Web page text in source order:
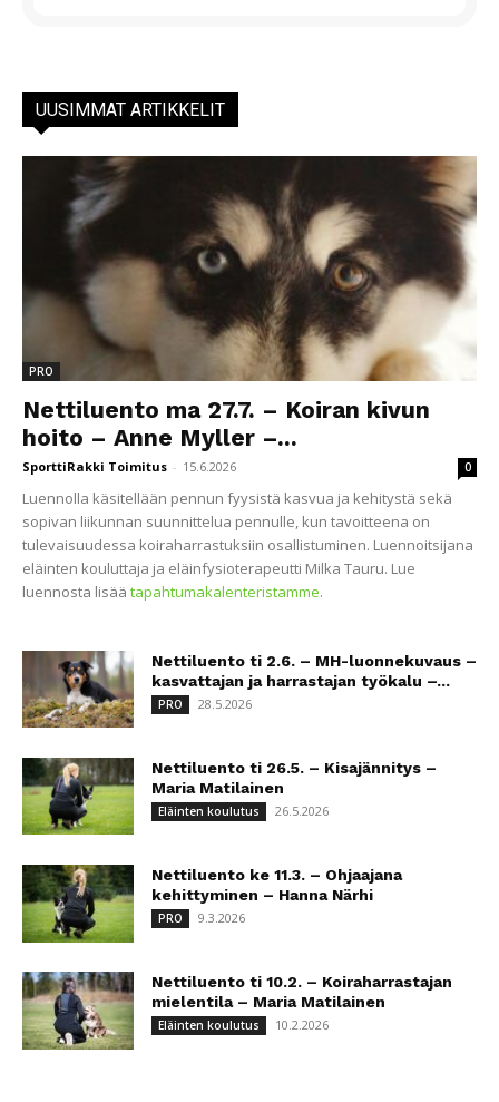
UUSIMMAT ARTIKKELIT
PRO
Nettiluento ma 27.7. – Koiran kivun
hoito – Anne Myller –...
SporttiRakki Toimitus - 15.6.2026 0
Luennolla käsitellään pennun fyysistä kasvua ja kehitystä sekä
sopivan liikunnan suunnittelua pennulle, kun tavoitteena on
tulevaisuudessa koiraharrastuksiin osallistuminen. Luennoitsijana
eläinten kouluttaja ja eläinfysioterapeutti Milka Tauru. Lue
luennosta lisää tapahtumakalenteristamme.
Nettiluento ti 2.6. – MH-luonnekuvaus –
kasvattajan ja harrastajan työkalu –...
PRO 28.5.2026
Nettiluento ti 26.5. – Kisajännitys –
Maria Matilainen
Eläinten koulutus 26.5.2026
Nettiluento ke 11.3. – Ohjaajana
kehittyminen – Hanna Närhi
PRO 9.3.2026
Nettiluento ti 10.2. – Koiraharrastajan
mielentila – Maria Matilainen
Eläinten koulutus 10.2.2026